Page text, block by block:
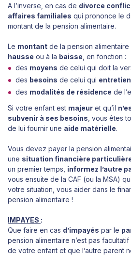
A l’inverse, en cas de divorce
affaires familiales qui prononce le
montant de la pension alimentaire.
Le montant de la pension
hausse ou à la baisse , en fonction :
des moyens de celui qui doit la
des besoins de celui qui entretien
des modalités de résidence de
Si votre enfant est majeur et qu’il
subvenir à ses besoins , vous êtes
de lui fournir une aide matérielle.
Vous devez payer la pension
une situation financière
un premier temps, informez l’autre
vous ensuite de la CAF (ou la MSA)
votre situation, vous aider dans le
pension alimentaire !
IMPAYES :
Que faire en cas d’impayés par le
pension alimentaire n’est pas
de votre enfant et que l’autre parent